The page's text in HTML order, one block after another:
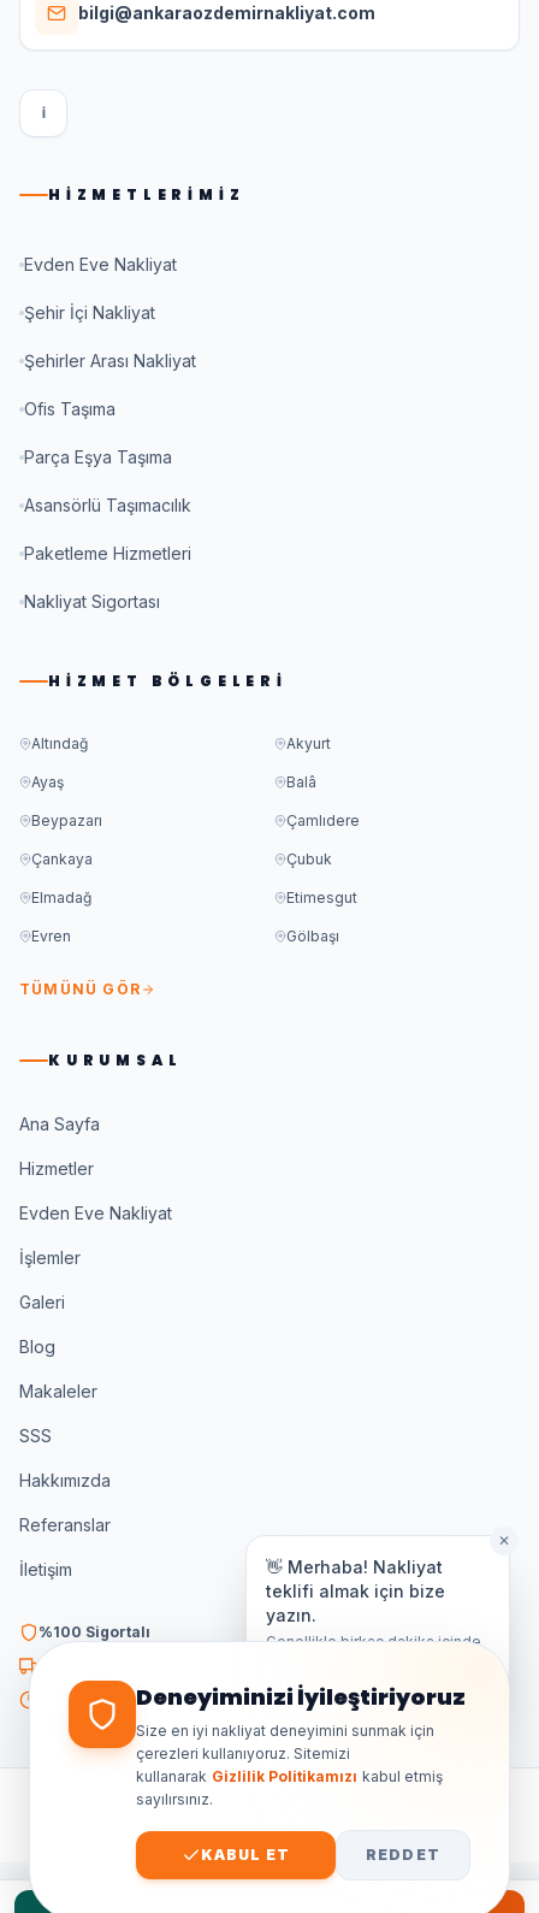
bilgi@ankaraozdemirnakliyat.com
I
HIZMETLERIMIZ
Evden Eve Nakliyat
Şehir İçi Nakliyat
Şehirler Arası Nakliyat
Ofis Taşıma
Parça Eşya Taşıma
Asansörlü Taşımacılık
Paketleme Hizmetleri
Nakliyat Sigortası
HIZMET BÖLGELERI
Altındağ Akyurt
Ayaş Balâ
Beypazarı Çamlıdere
Çankaya Çubuk
Elmadağ Etimesgut
Evren Gölbaşı
TÜMÜNÜ GÖR
KURUMSAL
Ana Sayfa
Hizmetler
Evden Eve Nakliyat
İşlemler
Galeri
Blog
Makaleler
SSS
Hakkımızda
Referanslar
İletişim
%100 Sigortalı
K3 Belgeli
7/24 Destek
Ankara Özdemir Nakliyat. Tüm hakları saklıdır.
Deneyiminizi İyileştiriyoruz
Size en iyi nakliyat deneyimini sunmak için
çerezleri kullanıyoruz. Sitemizi
kullanarak Gizlilik Politikamızı kabul etmiş
sayılırsınız.
KABUL ET REDDET
✕
👋 Merhaba! Nakliyat
teklifi almak için bize
yazın.
Genellikle birkaç dakika içinde